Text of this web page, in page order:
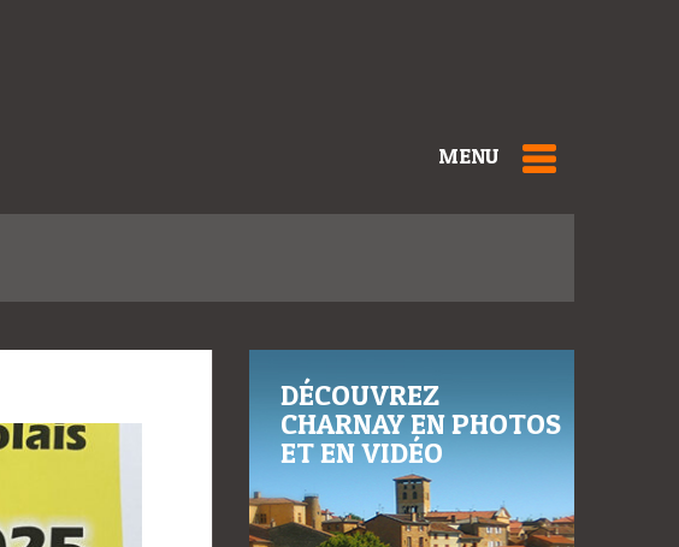
MENU
DÉCOUVREZ
CHARNAY EN PHOTOS
ET EN VIDÉO